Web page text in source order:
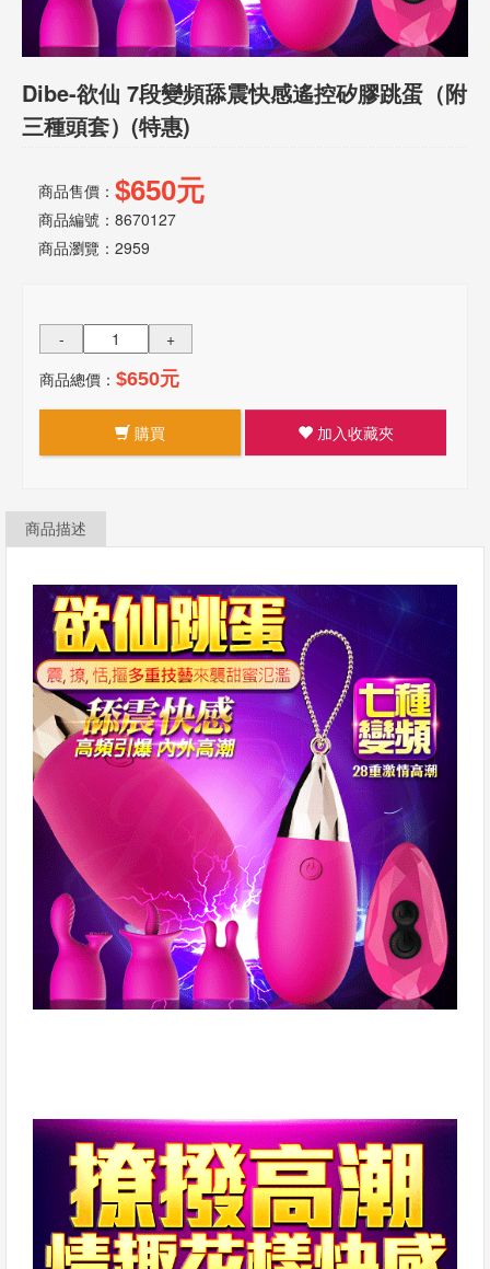
說
明
Dibe-欲仙 7段變頻舔震快感遙控矽膠跳蛋（附
三種頭套）(特惠)
商品售價： $650元
商品編號：8670127
商品瀏覽： 2959
-
+
商品總價： $650元
購買 加入收藏夾
商品描述